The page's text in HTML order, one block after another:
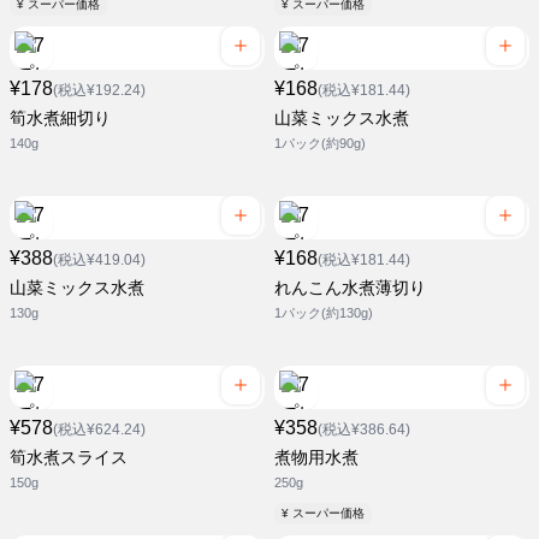
¥ スーパー価格 ¥ スーパー価格
¥178(税込¥192.24)
筍水煮細切り
140g
¥168(税込¥181.44)
山菜ミックス水煮
1パック(約90g)
¥388(税込¥419.04)
山菜ミックス水煮
130g
¥168(税込¥181.44)
れんこん水煮薄切り
1パック(約130g)
¥578(税込¥624.24)
筍水煮スライス
150g
¥358(税込¥386.64)
煮物用水煮
250g
¥ スーパー価格